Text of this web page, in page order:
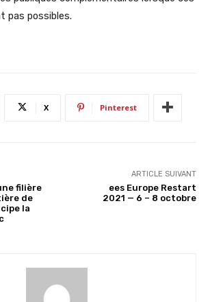
pas possibles.
X Pinterest
filière
de
la
ARTICLE SUIVANT
ees Europe Restart
2021 — 6 – 8 octobre